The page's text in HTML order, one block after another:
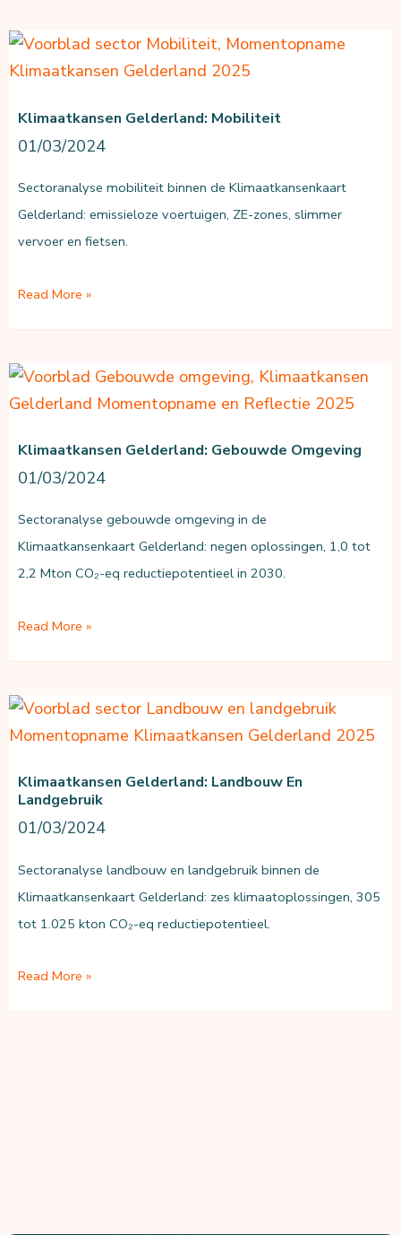
Klimaatkansen Gelderland: Mobiliteit
01/03/2024
Sectoranalyse mobiliteit binnen de Klimaatkansenkaart
Gelderland: emissieloze voertuigen, ZE-zones, slimmer
vervoer en fietsen.
Klimaatkansen
Read More »
Klimaatkansen Gelderland: Gebouwde Omgeving
01/03/2024
Sectoranalyse gebouwde omgeving in de
Klimaatkansenkaart Gelderland: negen oplossingen, 1,0 tot
2,2 Mton CO₂-eq reductiepotentieel in 2030.
Klimaatkansen
omgeving
Read More »
Klimaatkansen Gelderland: Landbouw En
Landgebruik
01/03/2024
Sectoranalyse landbouw en landgebruik binnen de
Klimaatkansenkaart Gelderland: zes klimaatoplossingen, 305
tot 1.025 kton CO₂-eq reductiepotentieel.
Klimaatkansen
Read More »